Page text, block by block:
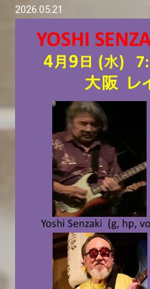
2026.05.21